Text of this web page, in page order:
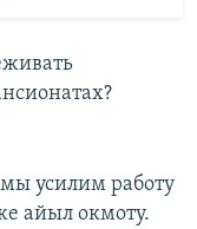
усилим работу
айыл окмоту.